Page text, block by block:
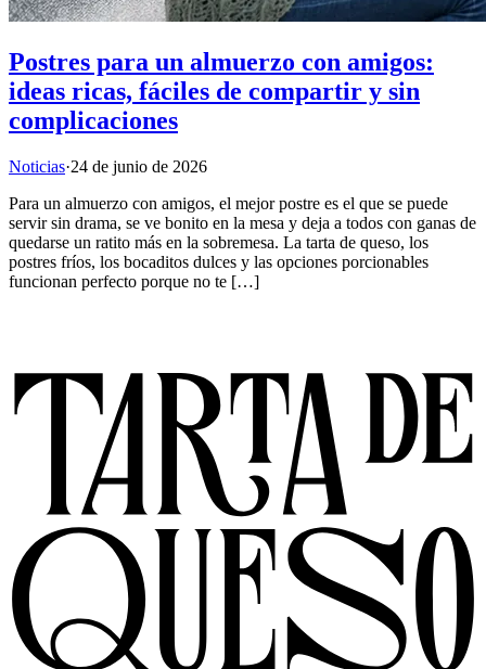
Postres para un almuerzo con amigos:
ideas ricas, fáciles de compartir y sin
complicaciones
Noticias·24 de junio de 2026
Para un almuerzo con amigos, el mejor postre es el que se puede
servir sin drama, se ve bonito en la mesa y deja a todos con ganas de
quedarse un ratito más en la sobremesa. La tarta de queso, los
postres fríos, los bocaditos dulces y las opciones porcionables
funcionan perfecto porque no te […]